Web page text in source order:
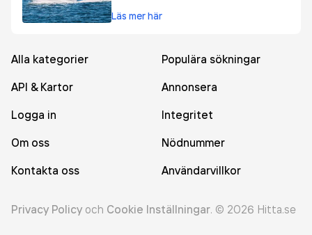
Läs mer här
Alla kategorier
Populära sökningar
API & Kartor
Annonsera
Logga in
Integritet
Om oss
Nödnummer
Kontakta oss
Användarvillkor
Privacy Policy och Cookie Inställningar. © 2026 Hitta.se